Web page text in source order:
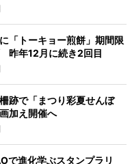
「トーキョー煎餅」期間限
昨年12月に続き2回目
跡で「まつり彩夏せんぼ
加え開催へ
で進化学ぶスタンプラリ